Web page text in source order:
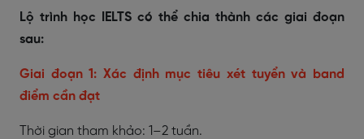
Lộ trình học IELTS có thể chia thành các giai đoạn
sau:
Giai đoạn 1: Xác định mục tiêu xét tuyển và band
điểm cần đạt
Thời gian tham khảo: 1–2 tuần.